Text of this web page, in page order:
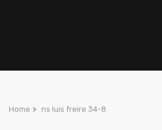
Home > ns luis freire 34-8